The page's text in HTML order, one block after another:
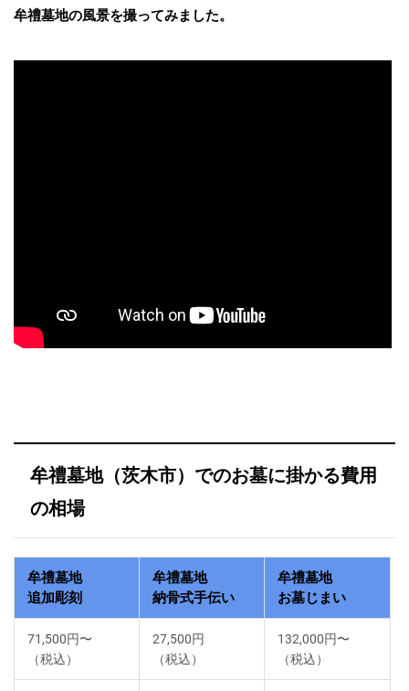
牟禮墓地の風景を撮ってみました。
牟禮墓地（茨木市）でのお墓に掛かる費用
の相場
牟禮墓地
追加彫刻
牟禮墓地
納骨式手伝い
牟禮墓地
お墓じまい
71,500円〜
（税込）
27,500円
（税込）
132,000円〜
（税込）